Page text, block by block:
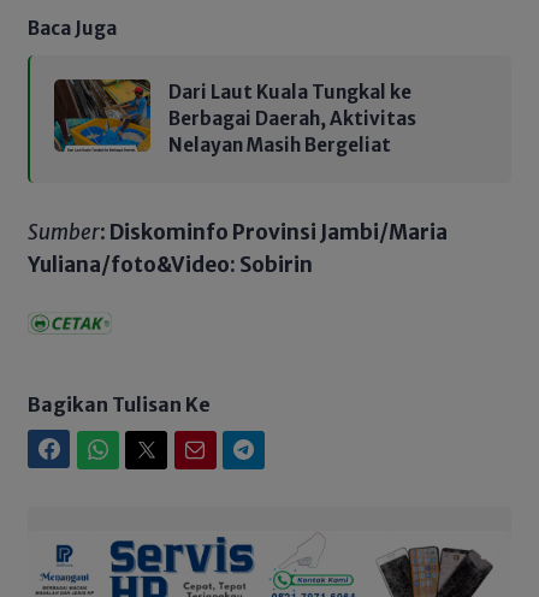
Baca Juga
Dari Laut Kuala Tungkal ke
Berbagai Daerah, Aktivitas
Nelayan Masih Bergeliat
Sumber: Diskominfo Provinsi Jambi/Maria
Yuliana/foto&Video: Sobirin
Bagikan Tulisan Ke